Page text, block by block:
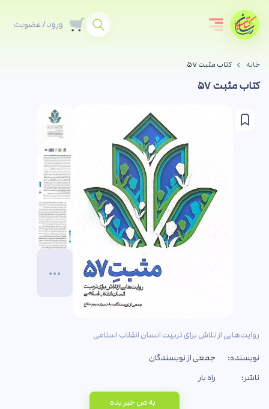
ورود / عضویت
خانه کتاب مثبت ۵۷
کتاب مثبت ۵۷
روایت‌هایی از تلاش برای تربیت انسان انقلاب اسلامی
نویسنده:
جمعی از نویسندگان
ناشر:
راه یار
به من خبر بده